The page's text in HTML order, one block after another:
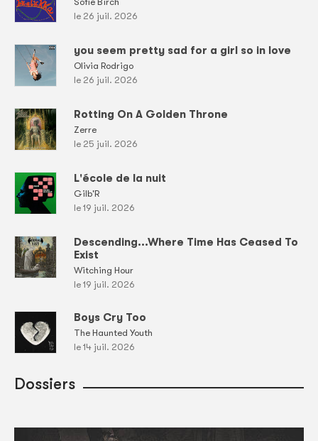
le 26 juil. 2026
you seem pretty sad for a girl so in love
Olivia Rodrigo
le 26 juil. 2026
Rotting On A Golden Throne
Zerre
le 25 juil. 2026
L'école de la nuit
Gilb'R
le 19 juil. 2026
Descending...Where Time Has Ceased To
Exist
Witching Hour
le 19 juil. 2026
Boys Cry Too
The Haunted Youth
le 14 juil. 2026
Dossiers